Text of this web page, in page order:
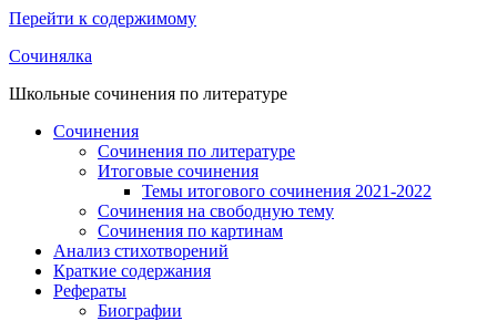
Перейти к содержимому
Сочинялка
Школьные сочинения по литературе
Сочинения
Сочинения по литературе
Итоговые сочинения
Темы итогового сочинения 2021-2022
Сочинения на свободную тему
Сочинения по картинам
Анализ стихотворений
Краткие содержания
Рефераты
Биографии